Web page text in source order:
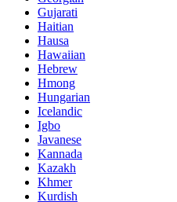
Gujarati
Haitian
Hausa
Hawaiian
Hebrew
Hmong
Hungarian
Icelandic
Igbo
Javanese
Kannada
Kazakh
Khmer
Kurdish